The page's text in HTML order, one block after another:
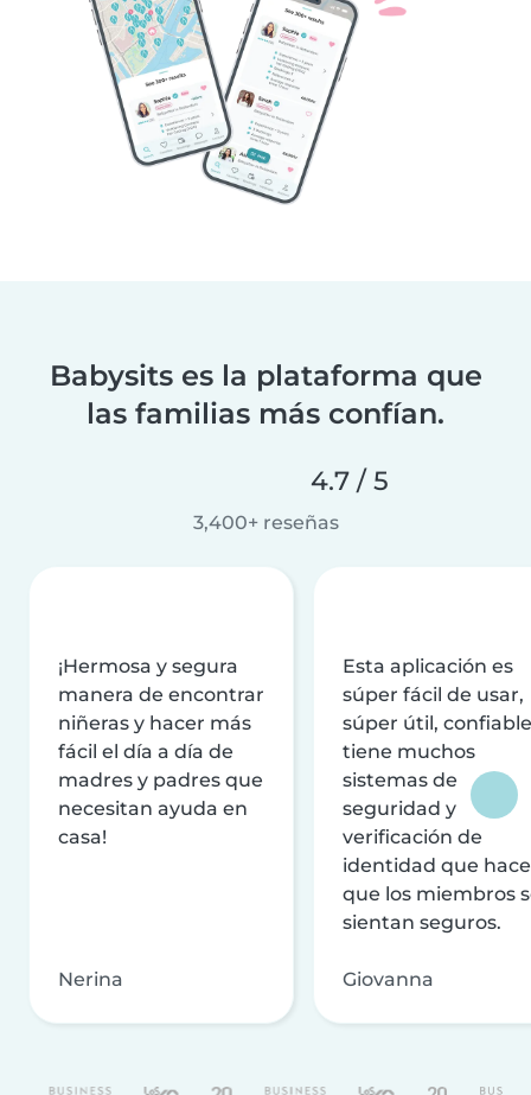
Babysits es la plataforma que
las familias más confían.
4.7 / 5
3,400+ reseñas
¡Hermosa y segura
manera de encontrar
niñeras y hacer más
fácil el día a día de
madres y padres que
necesitan ayuda en
casa!
Nerina
Esta aplicación es
súper fácil de usar,
súper útil,
tiene muchos
sistemas de
seguridad y
verificación de
identidad que
que los miembros
sientan seguros.
Giovanna